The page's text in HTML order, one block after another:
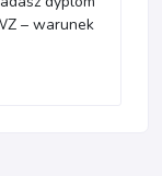
– warunek